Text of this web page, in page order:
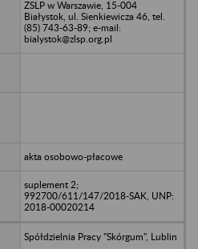
ZSLP w Warszawie, 15-004
Białystok, ul. Sienkiewicza 46, tel.
(85) 743-63-89; e-mail:
bialystok@zlsp.org.pl
akta osobowo-płacowe
suplement 2;
992700/611/147/2018-SAK, UNP:
2018-00020214
Spółdzielnia Pracy "Skórgum", Lublin